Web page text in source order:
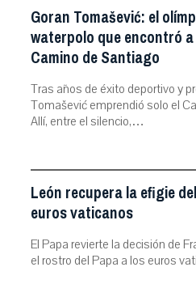
Goran Tomašević: el
waterpolo que encontró
Camino de Santiago
Tras años de éxito deportivo y
Tomašević emprendió solo el
Allí, entre el silencio,…
León recupera la efigie
euros vaticanos
El Papa revierte la decisión de
el rostro del Papa a los euros